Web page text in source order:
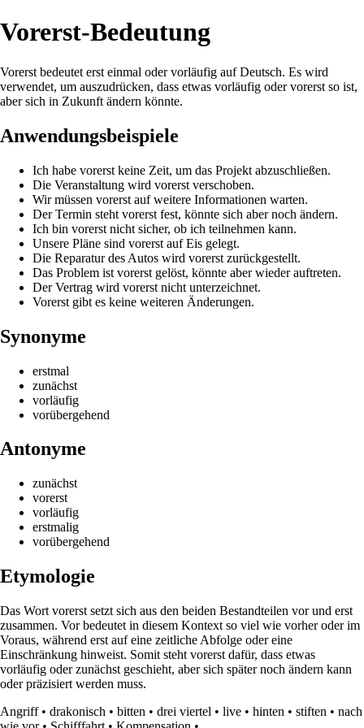
Vorerst-Bedeutung
Vorerst bedeutet erst einmal oder vorläufig auf Deutsch. Es wird
verwendet, um auszudrücken, dass etwas vorläufig oder vorerst so ist,
aber sich in Zukunft ändern könnte.
Anwendungsbeispiele
Ich habe vorerst keine Zeit, um das Projekt abzuschließen.
Die Veranstaltung wird vorerst verschoben.
Wir müssen vorerst auf weitere Informationen warten.
Der Termin steht vorerst fest, könnte sich aber noch ändern.
Ich bin vorerst nicht sicher, ob ich teilnehmen kann.
Unsere Pläne sind vorerst auf Eis gelegt.
Die Reparatur des Autos wird vorerst zurückgestellt.
Das Problem ist vorerst gelöst, könnte aber wieder auftreten.
Der Vertrag wird vorerst nicht unterzeichnet.
Vorerst gibt es keine weiteren Änderungen.
Synonyme
erstmal
zunächst
vorläufig
vorübergehend
Antonyme
zunächst
vorerst
vorläufig
erstmalig
vorübergehend
Etymologie
Das Wort vorerst setzt sich aus den beiden Bestandteilen vor und erst
zusammen. Vor bedeutet in diesem Kontext so viel wie vorher oder im
Voraus, während erst auf eine zeitliche Abfolge oder eine
Einschränkung hinweist. Somit steht vorerst dafür, dass etwas
vorläufig oder zunächst geschieht, aber sich später noch ändern kann
oder präzisiert werden muss.
Angriff• drakonisch • bitten • drei viertel • live • hinten • stiften • nach